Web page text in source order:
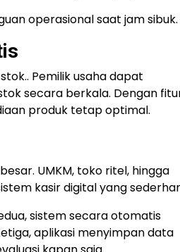
operasional saat jam sibuk.
Pemilik usaha dapat
secara berkala. Dengan
produk tetap optimal.
UMKM, toko ritel, hingga
kasir digital yang
sistem secara otomatis
aplikasi menyimpan data